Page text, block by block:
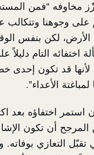
المستحيل أن يتركنا
علينا الأمم
الوقت، لا يمكننا
دليلاً على موته، لا
إحدى خططه الجهنّمية
بعد اكتمال صفقة
الإشاعة صحيحة،
ولكن هذا لا